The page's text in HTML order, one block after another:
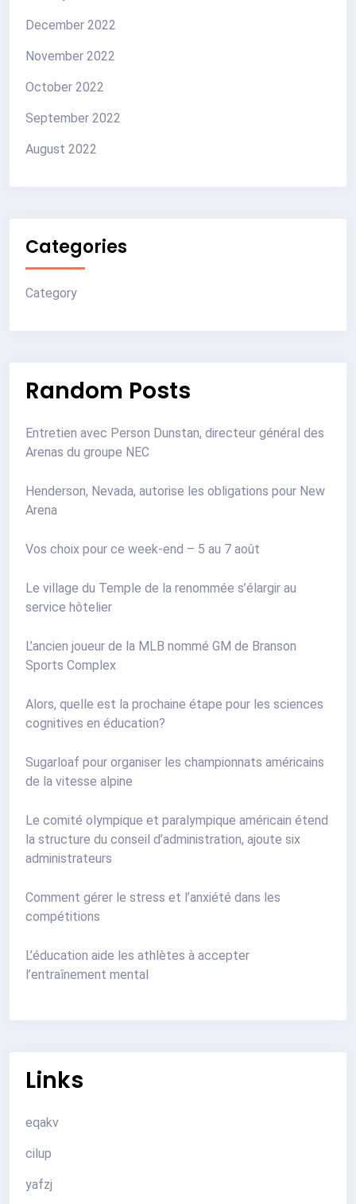
December 2022
November 2022
October 2022
September 2022
August 2022
Categories
Category
Random Posts
Entretien avec Person Dunstan, directeur général des
Arenas du groupe NEC
Henderson, Nevada, autorise les obligations pour New
Arena
Vos choix pour ce week-end – 5 au 7 août
Le village du Temple de la renommée s’élargir au
service hôtelier
L’ancien joueur de la MLB nommé GM de Branson
Sports Complex
Alors, quelle est la prochaine étape pour les sciences
cognitives en éducation?
Sugarloaf pour organiser les championnats américains
de la vitesse alpine
Le comité olympique et paralympique américain étend
la structure du conseil d’administration, ajoute six
administrateurs
Comment gérer le stress et l’anxiété dans les
compétitions
L’éducation aide les athlètes à accepter
l’entraînement mental
Links
eqakv
cilup
yafzj